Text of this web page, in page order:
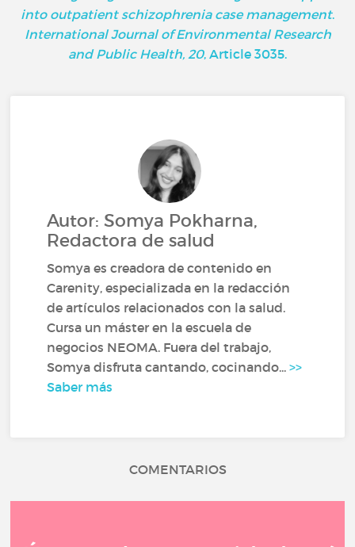
into outpatient schizophrenia case management.
International Journal of Environmental Research
and Public Health, 20, Article 3035.
Autor: Somya Pokharna,
Redactora de salud
Somya es creadora de contenido en
Carenity, especializada en la redacción
de artículos relacionados con la salud.
Cursa un máster en la escuela de
negocios NEOMA. Fuera del trabajo,
Somya disfruta cantando, cocinando...>>
Saber más
COMENTARIOS